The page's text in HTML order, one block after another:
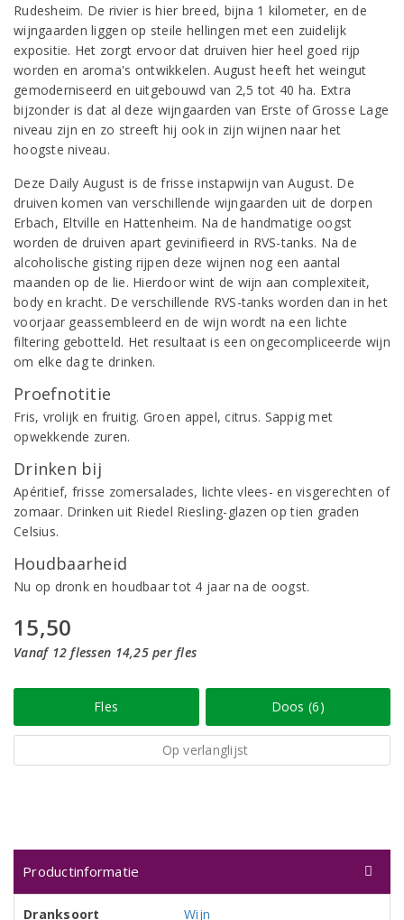
Rudesheim. De rivier is hier breed, bijna 1 kilometer, en de
wijngaarden liggen op steile hellingen met een zuidelijk
expositie. Het zorgt ervoor dat druiven hier heel goed rijp
worden en aroma's ontwikkelen. August heeft het weingut
gemoderniseerd en uitgebouwd van 2,5 tot 40 ha. Extra
bijzonder is dat al deze wijngaarden van Erste of Grosse Lage
niveau zijn en zo streeft hij ook in zijn wijnen naar het
hoogste niveau.
Deze Daily August is de frisse instapwijn van August. De
druiven komen van verschillende wijngaarden uit de dorpen
Erbach, Eltville en Hattenheim. Na de handmatige oogst
worden de druiven apart gevinifieerd in RVS-tanks. Na de
alcoholische gisting rijpen deze wijnen nog een aantal
maanden op de lie. Hierdoor wint de wijn aan complexiteit,
body en kracht. De verschillende RVS-tanks worden dan in het
voorjaar geassembleerd en de wijn wordt na een lichte
filtering gebotteld. Het resultaat is een ongecompliceerde wijn
om elke dag te drinken.
Proefnotitie
Fris, vrolijk en fruitig. Groen appel, citrus. Sappig met
opwekkende zuren.
Drinken bij
Apéritief, frisse zomersalades, lichte vlees- en visgerechten of
zomaar. Drinken uit Riedel Riesling-glazen op tien graden
Celsius.
Houdbaarheid
Nu op dronk en houdbaar tot 4 jaar na de oogst.
15,50
Vanaf 12 flessen 14,25 per fles
Fles Doos (6)
Op verlanglijst
Productinformatie
Dranksoort
Wijn